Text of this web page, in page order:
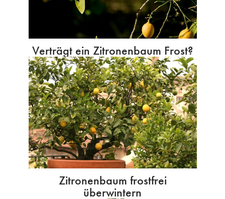
Verträgt ein Zitronenbaum Frost?
Zitronenbaum frostfrei
überwintern